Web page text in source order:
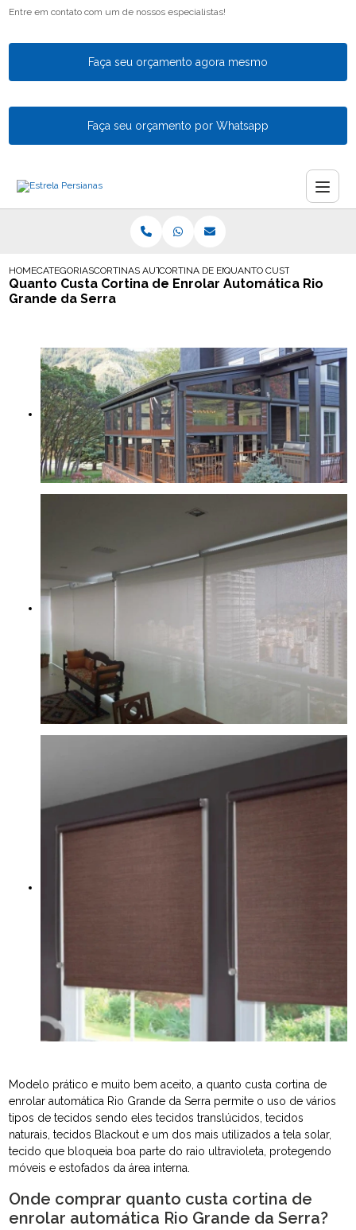
Entre em contato com um de nossos especialistas!
Faça seu orçamento agora mesmo
Faça seu orçamento por Whatsapp
HOMECATEGORIASCORTINAS AUTOMATICASCORTINA DE ENROLAR AUTOMATICA
QUANTO CUSTA CORTINA
Quanto Custa Cortina de Enrolar Automática Rio
Grande da Serra
Modelo prático e muito bem aceito, a quanto custa cortina de
enrolar automática Rio Grande da Serra permite o uso de vários
tipos de tecidos sendo eles tecidos translúcidos, tecidos
naturais, tecidos Blackout e um dos mais utilizados a tela solar,
tecido que bloqueia boa parte do raio ultravioleta, protegendo
móveis e estofados da área interna.
Onde comprar quanto custa cortina de
enrolar automática Rio Grande da Serra?